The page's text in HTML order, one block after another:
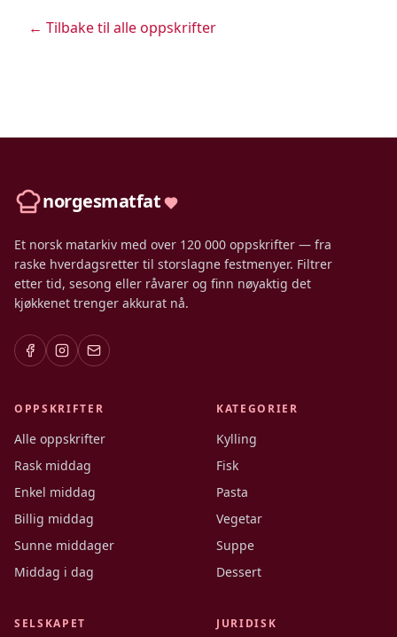
← Tilbake til alle oppskrifter
norgesmatfat
Et norsk matarkiv med over 120 000 oppskrifter — fra
raske hverdagsretter til storslagne festmenyer. Filtrer
etter tid, sesong eller råvarer og finn nøyaktig det
kjøkkenet trenger akkurat nå.
OPPSKRIFTER
Alle oppskrifter
Rask middag
Enkel middag
Billig middag
Sunne middager
Middag i dag
KATEGORIER
Kylling
Fisk
Pasta
Vegetar
Suppe
Dessert
SELSKAPET JURIDISK